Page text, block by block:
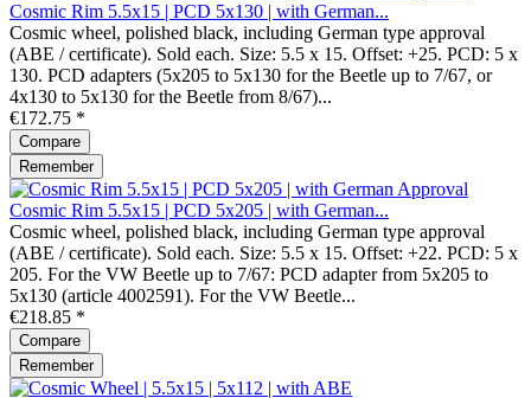
Cosmic Rim 5.5x15 | PCD 5x130 | with German...
Cosmic wheel, polished black, including German type approval
(ABE / certificate). Sold each. Size: 5.5 x 15. Offset: +25. PCD: 5 x
130. PCD adapters (5x205 to 5x130 for the Beetle up to 7/67, or
4x130 to 5x130 for the Beetle from 8/67)...
€172.75 *
Compare
Remember
Cosmic Rim 5.5x15 | PCD 5x205 | with German...
Cosmic wheel, polished black, including German type approval
(ABE / certificate). Sold each. Size: 5.5 x 15. Offset: +22. PCD: 5 x
205. For the VW Beetle up to 7/67: PCD adapter from 5x205 to
5x130 (article 4002591). For the VW Beetle...
€218.85 *
Compare
Remember